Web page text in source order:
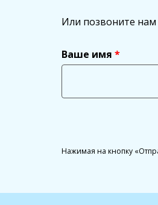
Или позвоните нам
Ваше имя
Нажимая на кнопку